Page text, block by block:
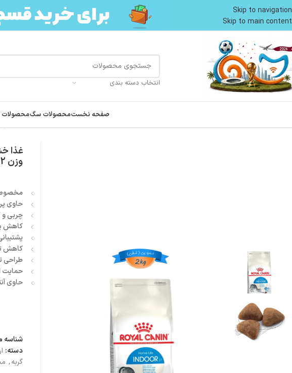
Skip to navigation
Skip to main content
انتخاب دسته بندی
صفحه نخستمحصولات سگمحصولات
غذا
وزن 2 کیلوگرم Royal Canin Indoor
مخصوص
حاوی
چربی و
کاهش
کاهش
طراحی
حمایت
حاوی
دسته:
گربه,